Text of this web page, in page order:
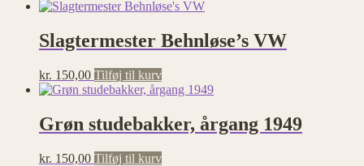
Slagtermester Behnløse’s VW
kr. 150,00 Tilføj til kurv
Grøn studebakker, årgang 1949
kr. 150,00 Tilføj til kurv